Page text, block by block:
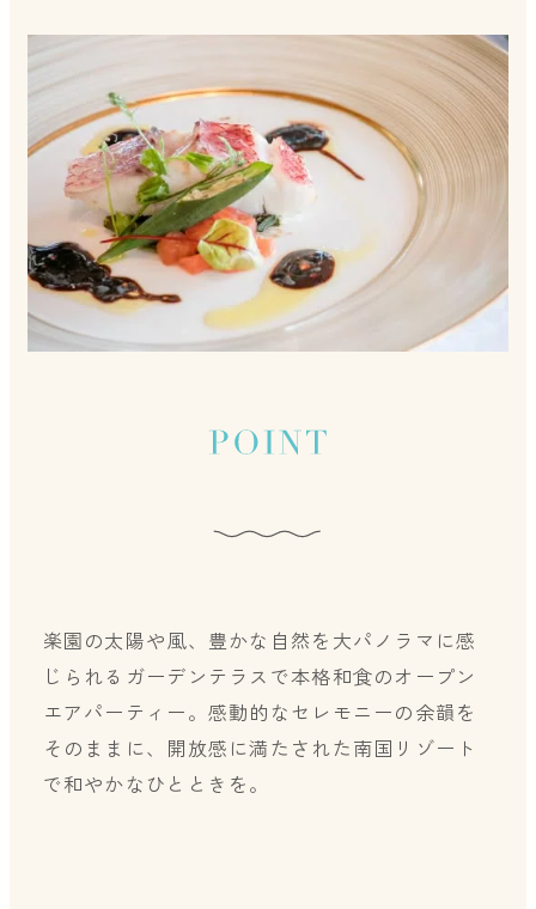
楽園の太陽や風、豊かな自然を大パノラマに感
じられるガーデンテラスで本格和食のオープン
エアパーティー。感動的なセレモニーの余韻を
そのままに、開放感に満たされた南国リゾート
で和やかなひとときを。